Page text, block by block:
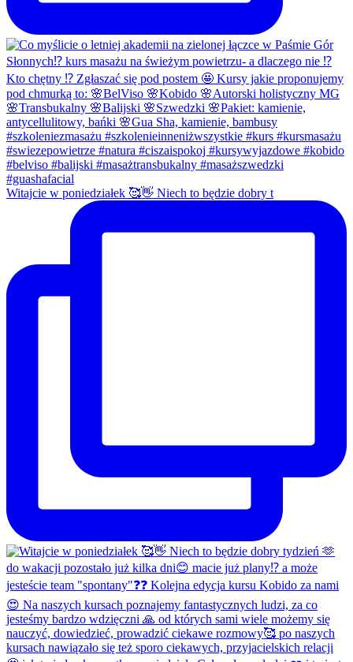
Witajcie w poniedziałek 🥰👋 Niech to będzie dobry t